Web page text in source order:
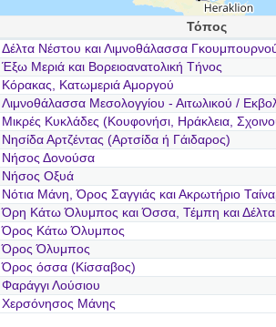
Τόπος
Δέλτα Νέστου και Λιμνοθάλασσα
Έξω Μεριά και Βορειοανατολική Τήνος
Κόρακας, Κατωμεριά Αμοργού
Λιμνοθάλασσα Μεσολογγίου - Αιτωλικού /
Μικρές Κυκλάδες (Κουφονήσι, Ηράκλεια,
Νησίδα Αρτζέντας (Αρτσίδα ή Γάιδαρος)
Νήσος Δονούσα
Νήσος Οξυά
Νότια Μάνη, Όρος Σαγγιάς και Ακρωτήριο
Όρη Κάτω Όλυμπος και Όσσα, Τέμπη και Δέλτα
Όρος Κάτω Όλυμπος
Όρος Όλυμπος
Όρος όσσα (Κίσσαβος)
Φαράγγι Λούσιου
Χερσόνησος Μάνης